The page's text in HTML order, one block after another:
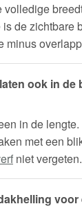
volledige
de zichtbare
minus
ook in de
in de
met een
niet vergeten.
voor